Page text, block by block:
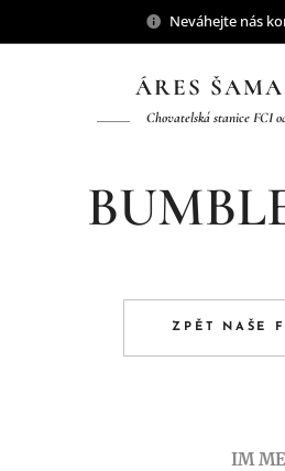
Neváhejte nás
ÁRES
Chovatelská stanice FCI
ZPĚT NAŠE
IM